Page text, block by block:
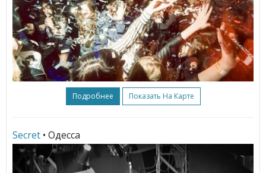
Подробнее Показать На Карте
Secret • Одесса